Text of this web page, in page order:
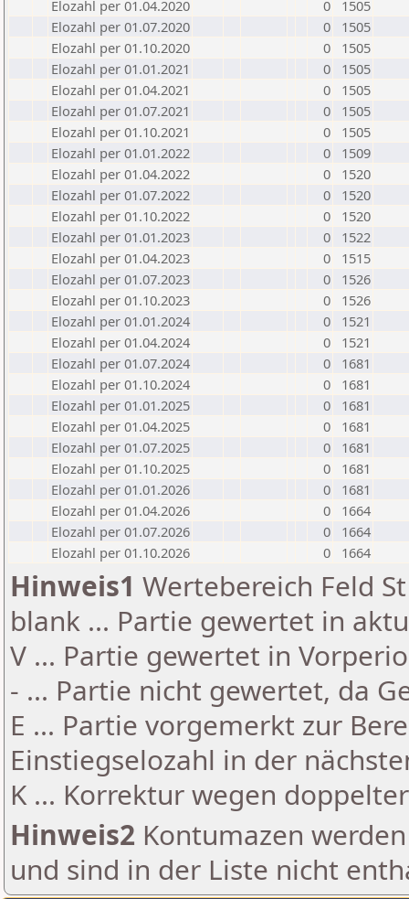
Elozahl per 01.04.2020
0
1505
Elozahl per 01.07.2020
0
1505
Elozahl per 01.10.2020
0
1505
Elozahl per 01.01.2021
0
1505
Elozahl per 01.04.2021
0
1505
Elozahl per 01.07.2021
0
1505
Elozahl per 01.10.2021
0
1505
Elozahl per 01.01.2022
0
1509
Elozahl per 01.04.2022
0
1520
Elozahl per 01.07.2022
0
1520
Elozahl per 01.10.2022
0
1520
Elozahl per 01.01.2023
0
1522
Elozahl per 01.04.2023
0
1515
Elozahl per 01.07.2023
0
1526
Elozahl per 01.10.2023
0
1526
Elozahl per 01.01.2024
0
1521
Elozahl per 01.04.2024
0
1521
Elozahl per 01.07.2024
0
1681
Elozahl per 01.10.2024
0
1681
Elozahl per 01.01.2025
0
1681
Elozahl per 01.04.2025
0
1681
Elozahl per 01.07.2025
0
1681
Elozahl per 01.10.2025
0
1681
Elozahl per 01.01.2026
0
1681
Elozahl per 01.04.2026
0
1664
Elozahl per 01.07.2026
0
1664
Elozahl per 01.10.2026
0 1664
Hinweis1 Wertebereich Feld
blank ... Partie gewertet in
V ... Partie gewertet in
- ... Partie nicht gewertet, da
E ... Partie vorgemerkt zur
Einstiegselozahl in der
K ... Korrektur wegen
Hinweis2 Kontumazen
und sind in der Liste nicht